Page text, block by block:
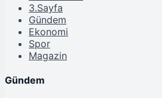
3.Sayfa
Gündem
Ekonomi
Spor
Magazin
Gündem